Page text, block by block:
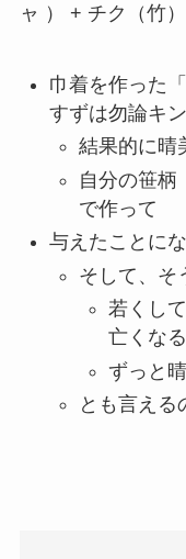
ャ ） + チク（竹）
巾着を作った「
すずは勿論キ
結果的に晴
自分の笹柄
で作って
与えたことにな
そして、そ
若くし
亡くなる
ずっと
とも言える